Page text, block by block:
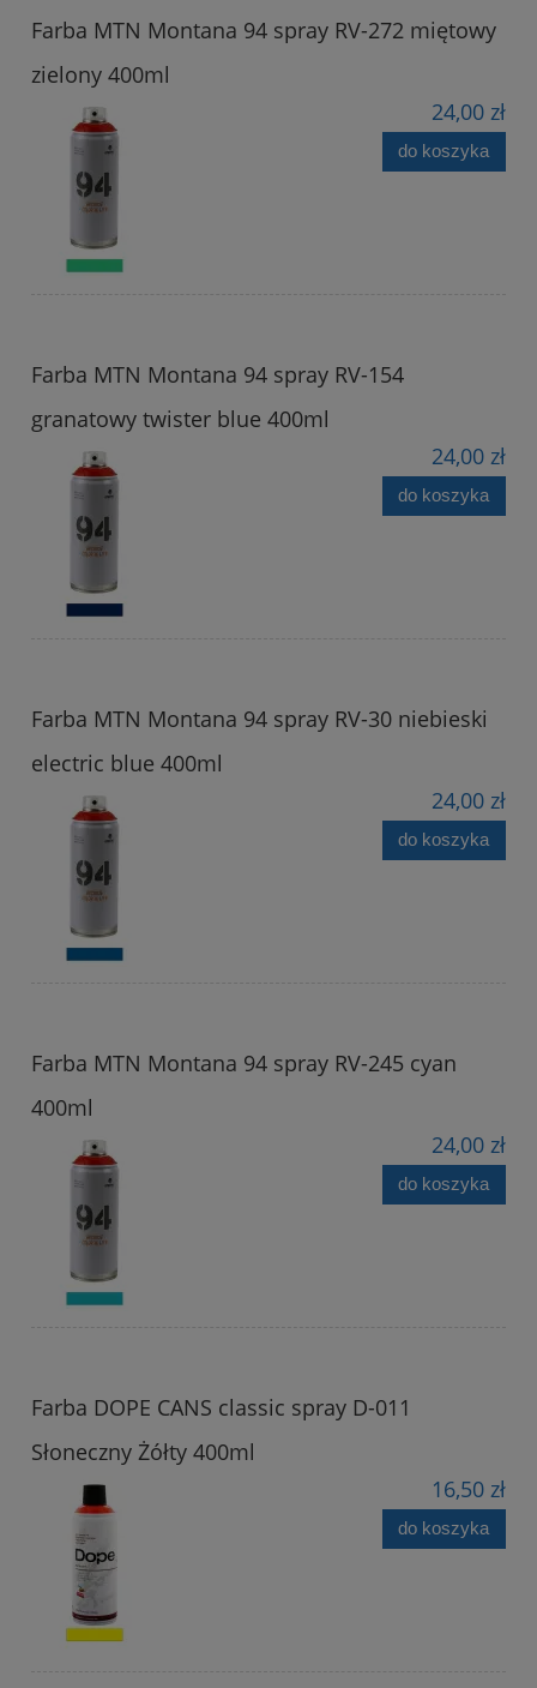
Farba MTN Montana 94 spray RV-272 miętowy
zielony 400ml
24,00 zł
do koszyka
Farba MTN Montana 94 spray RV-154
granatowy twister blue 400ml
24,00 zł
do koszyka
Farba MTN Montana 94 spray RV-30 niebieski
electric blue 400ml
24,00 zł
do koszyka
Farba MTN Montana 94 spray RV-245 cyan
400ml
24,00 zł
do koszyka
Farba DOPE CANS classic spray D-011
Słoneczny Żółty 400ml
16,50 zł
do koszyka